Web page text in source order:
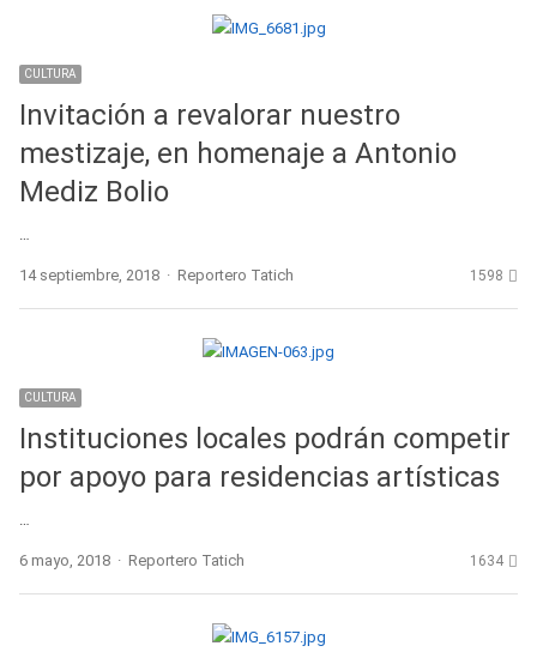
CULTURA
Invitación a revalorar nuestro
mestizaje, en homenaje a Antonio
Mediz Bolio
…
14 septiembre, 2018 Author
Reportero Tatich 1598
CULTURA
Instituciones locales podrán competir
por apoyo para residencias artísticas
6 mayo, 2018 Author
Reportero Tatich 1634